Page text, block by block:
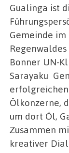
Gualinga ist
Gemeinde
Bonner UN-
Sarayaku
Ölkonzerne,
um dort Öl,
Zusammen
kreativer